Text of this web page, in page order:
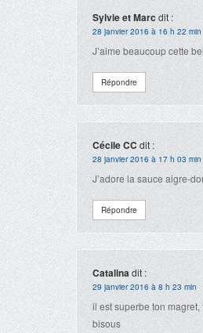
Sylvie et Marcdit :
28 janvier 2016 à 16 h 22 min
J’aime beaucoup cette
Répondre
Cécile CC dit :
28 janvier 2016 à 17 h 03 min
J’adore la sauce aigre-
Répondre
Catalinadit :
29 janvier 2016 à 8 h 23 min
il est superbe ton
bisous